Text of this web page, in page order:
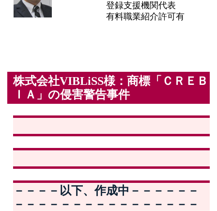
登録支援機関代表
有料職業紹介許可有
株式会社VIBLiSS様：商標「ＣＲＥＢ
ＩＡ」の侵害警告事件
－－－－以下、作成中－－－－－－
－－－－－－－－－－－－－－－－